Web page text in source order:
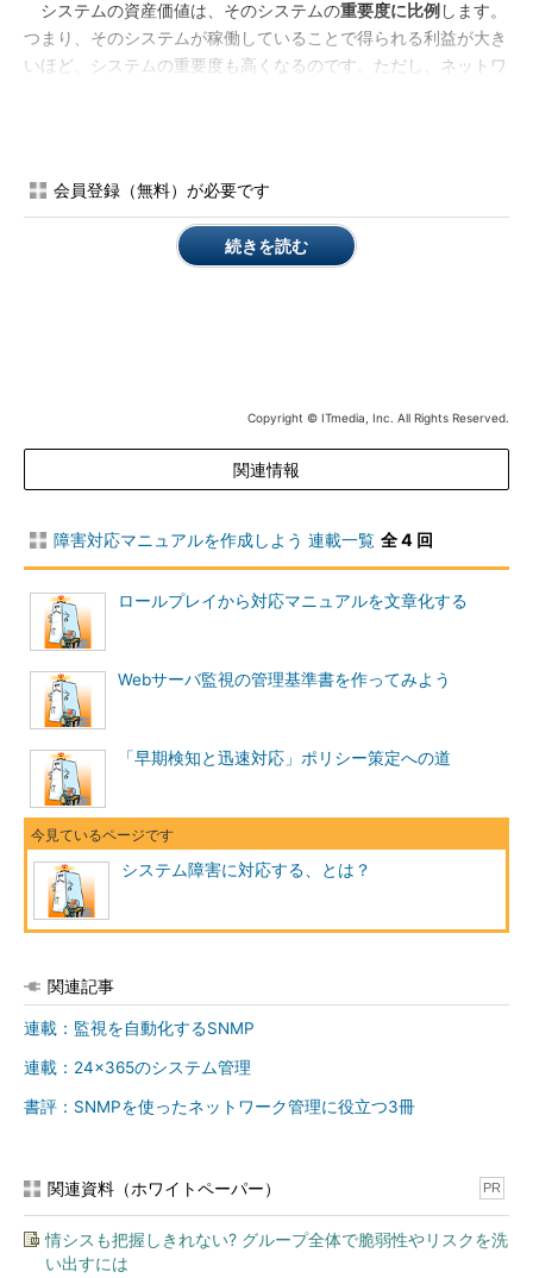
システムの資産価値は、そのシステムの重要度に比例 します。
つまり、そのシステムが稼働していることで得られる利益が大き
いほど、システムの重要度も高くなるのです。ただし、ネットワ
いるといってもいいでしょう。システムの構築に掛かった費用な
ども併せて考えると損害はさらに大きくなります。
食い止められないことがあります。そのシステムから得られる利
益をハッキリと認識して、どこまで管理コストを掛けていいのか
を判断できるようにしておく義務があるのです。
システムの重要度は、その目的から検討します。本来そのシス
テムから得られる利益は、構築時に稟議などの形でハッキリさせ
ているものです。しかし、拡張を繰り返したり当初の目的から別
の目的に移り変わるなどした場合には、システムの資産価値は変
化します。まず次の事柄を検討してみましょう。
か？
数と利用時間は？
サービスを利用したユーザーから得られ
る対価は？
サービスを利用したユーザーから得られる対価というと、外部
しれません。しかし、社内システムであってもこの原則は同じで
す。このときに得られる対価とは、社内スタッフの作業の効率化
（場合によっては福利厚生などかもしれませんが）です。つまり
そのシステムが稼働していることによって、間接的に自分たちに
や宣伝費なども検討する必要があります。
とで、システムの重要度もはっきりします。サービスの単位で検
優先順位 なども明確にすることができます。
会員登録（無料）が必要です
続きを読む
Copyright © ITmedia, Inc. All Rights Reserved.
関連情報
障害対応マニュアルを作成しよう 連載一覧 全 4 回
ロールプレイから対応マニュアルを文章化する
Webサーバ監視の管理基準書を作ってみよう
「早期検知と迅速対応」ポリシー策定への道
システム障害に対応する、とは？
関連記事
連載：監視を自動化するSNMP
連載：24×365のシステム管理
書評：SNMPを使ったネットワーク管理に役立つ3冊
関連資料（ホワイトペーパー） PR
情シスも把握しきれない? グループ全体で脆弱性やリスクを洗
い出すには